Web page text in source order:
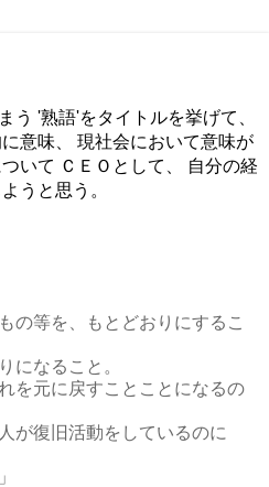
う '熟語'をタイトルを挙げて、
意味、 現社会において意味が
いて ＣＥＯとして、 自分の経
うと思う。
の等を、もとどおりにするこ
になること。
を元に戻すことことになるの
が復旧活動をしているのに